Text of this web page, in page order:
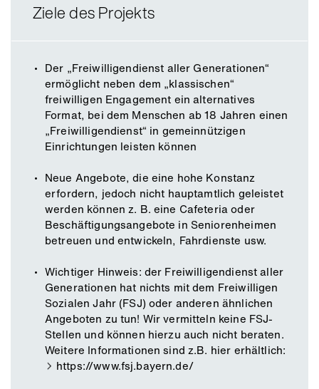
Ziele des Projekts
Der „Freiwilligendienst aller Generationen“
ermöglicht neben dem „klassischen“
freiwilligen Engagement ein alternatives
Format, bei dem Menschen ab 18 Jahren einen
„Freiwilligendienst“ in gemeinnützigen
Einrichtungen leisten können
Neue Angebote, die eine hohe Konstanz
erfordern, jedoch nicht hauptamtlich geleistet
werden können z. B. eine Cafeteria oder
Beschäftigungsangebote in Seniorenheimen
betreuen und entwickeln, Fahrdienste usw.
Wichtiger Hinweis: der Freiwilligendienst aller
Generationen hat nichts mit dem Freiwilligen
Sozialen Jahr (FSJ) oder anderen ähnlichen
Angeboten zu tun! Wir vermitteln keine FSJ-
Stellen und können hierzu auch nicht beraten.
Weitere Informationen sind z.B. hier erhältlich:
https://www.fsj.bayern.de/